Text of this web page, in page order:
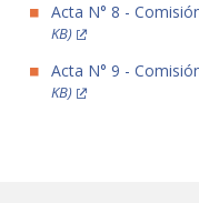
Acta N° 8 -
KB)
Acta N° 9 -
KB)